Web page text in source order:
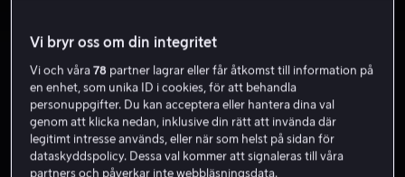
Helt super
Vi bryr oss om din integritet
Vi och våra78 partner lagrar eller får åtkomst till information på
en enhet, som unika ID i cookies, för att behandla
personuppgifter. Du kan acceptera eller hantera dina val
genom att klicka nedan, inklusive din rätt att invända där
legitimt intresse används, eller när som helst på sidan för
dataskyddspolicy. Dessa val kommer att signaleras till våra
partners och påverkar inte webbläsningsdata.